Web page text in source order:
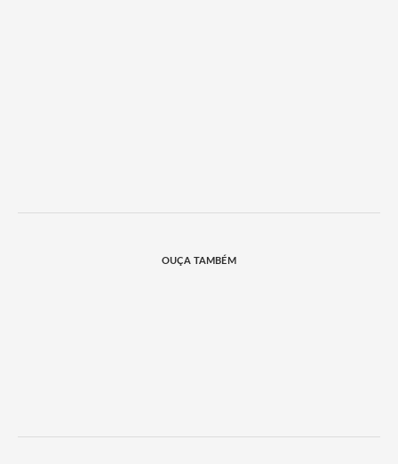
OUÇA TAMBÉM